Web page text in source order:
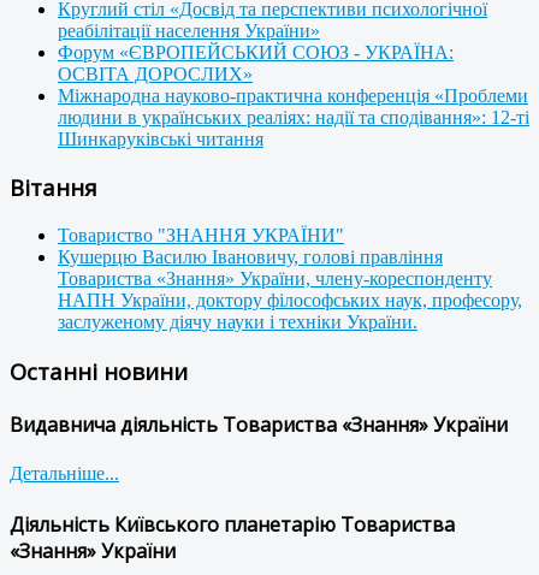
Круглий стіл «Досвід та перспективи психологічної
реабілітації населення України»
Форум «ЄВРОПЕЙСЬКИЙ СОЮЗ - УКРАЇНА:
ОСВІТА ДОРОСЛИХ»
Міжнародна науково-практична конференція «Проблеми
людини в українських реаліях: надії та сподівання»: 12-ті
Шинкаруківські читання
Вітання
Товариство "ЗНАННЯ УКРАЇНИ"
Кушерцю Василю Івановичу, голові правління
Товариства «Знання» України, члену-кореспонденту
НАПН України, доктору філософських наук, професору,
заслуженому діячу науки і техніки України.
Останні новини
Видавнича діяльність Товариства «Знання» України
Детальніше...
Діяльність Київського планетарію Товариства
«Знання» України